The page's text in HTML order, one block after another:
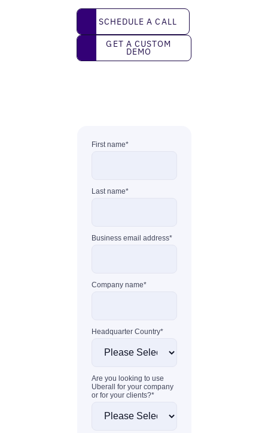
Schedule a call
SCHEDULE A CALL
Get a custom demo
GET A CUSTOM
DEMO